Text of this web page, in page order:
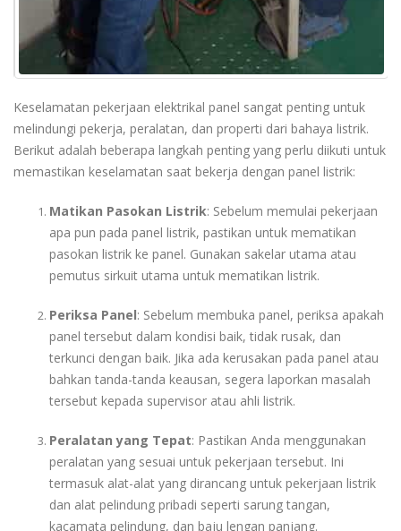
Keselamatan pekerjaan elektrikal panel sangat penting untuk
melindungi pekerja, peralatan, dan properti dari bahaya listrik.
Berikut adalah beberapa langkah penting yang perlu diikuti untuk
memastikan keselamatan saat bekerja dengan panel listrik:
Matikan Pasokan Listrik: Sebelum memulai pekerjaan
apa pun pada panel listrik, pastikan untuk mematikan
pasokan listrik ke panel. Gunakan sakelar utama atau
pemutus sirkuit utama untuk mematikan listrik.
Periksa Panel: Sebelum membuka panel, periksa apakah
panel tersebut dalam kondisi baik, tidak rusak, dan
terkunci dengan baik. Jika ada kerusakan pada panel atau
bahkan tanda-tanda keausan, segera laporkan masalah
tersebut kepada supervisor atau ahli listrik.
Peralatan yang Tepat: Pastikan Anda menggunakan
peralatan yang sesuai untuk pekerjaan tersebut. Ini
termasuk alat-alat yang dirancang untuk pekerjaan listrik
dan alat pelindung pribadi seperti sarung tangan,
kacamata pelindung, dan baju lengan panjang.